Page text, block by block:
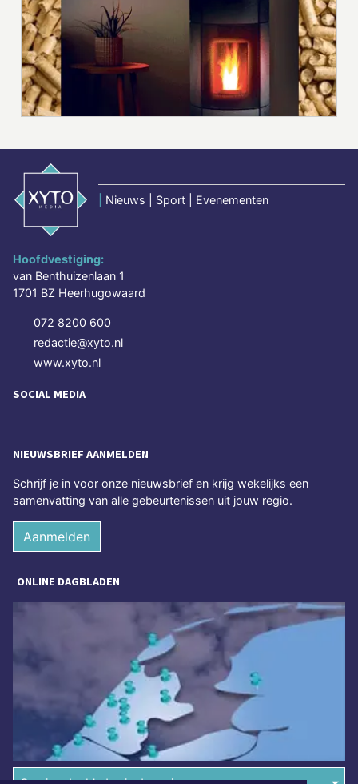
Nieuws | Sport | Evenementen
Hoofdvestiging:
van Benthuizenlaan 1
1701 BZ Heerhugowaard
072 8200 600
redactie@xyto.nl
www.xyto.nl
SOCIAL MEDIA
NIEUWSBRIEF AANMELDEN
Schrijf je in voor onze nieuwsbrief en krijg wekelijks een
samenvatting van alle gebeurtenissen uit jouw regio.
Aanmelden
ONLINE DAGBLADEN